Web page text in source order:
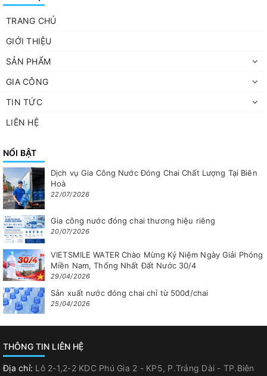
TRANG CHỦ
GIỚI THIỆU
SẢN PHẨM
GIA CÔNG
TIN TỨC
LIÊN HỆ
NỔI BẬT
Dịch vụ Gia Công Nước Đóng Chai Chất Lượng Tại Biên
Hoà
22/07/2026
Gia công nước đóng chai thương hiệu riêng
20/07/2026
VIETSMILE WATER Chào Mừng Kỷ Niệm Ngày Giải Phóng
Miền Nam, Thống Nhất Đất Nước 30/4
29/04/2026
Sản xuất nước đóng chai chỉ từ 500đ/chai
25/04/2026
THÔNG TIN LIÊN HỆ
Địa chỉ: Lô 2-1,2-2 KDC Phú Gia 2 - KP5, P.Trảng Dài - TP.Biên